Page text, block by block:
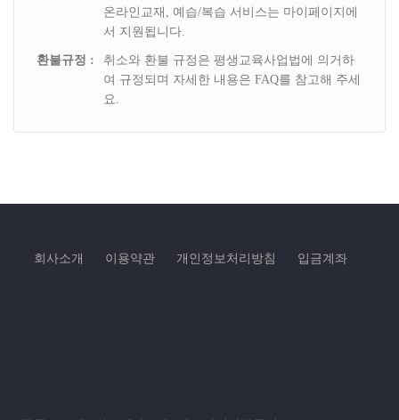
품행사 응모, 배송요청, 제휴사로부터의 제공, 생성정보 수집 툴
존할 필요가 있는 경우 회사는 아래와 같이 관계법령에서 정한 일
정보의 이용 및 보호에 관한 법률
온라인교재, 예습/복습 서비스는 마이페이지에
서 지원됩니다.
환불규정 :
취소와 환불 규정은 평생교육사업법에 의거하
여 규정되며 자세한 내용은 FAQ를 참고해 주세
요.
회사소개 이용약관 개인정보처리방침 입금계좌